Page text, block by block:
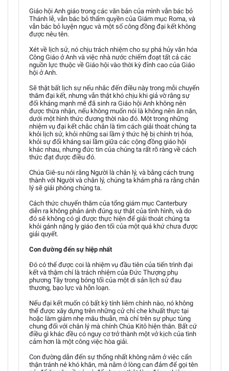
Giáo hội Anh giáo trong các văn bản của mình vẫn bác bỏ
Thánh lễ, vẫn bác bỏ thẩm quyền của Giám mục Roma, và
vẫn bác bỏ luyện ngục và một số công đồng đại kết không
được nêu tên.
Xét về lịch sử, nó chịu trách nhiệm cho sự phá hủy văn hóa
Công Giáo ở Anh và việc nhà nước chiếm đoạt tất cả các
nguồn lực thuộc về Giáo hội vào thời kỳ đỉnh cao của Giáo
hội ở Anh.
Sẽ thật bất lịch sự nếu nhắc đến điều này trong mỗi chuyến
thăm đại kết, nhưng vẫn thật khó chịu khi giả vờ rằng sự
đối kháng mạnh mẽ đã sinh ra Giáo hội Anh không nên
được thừa nhận, nếu không muốn nói là không nên ăn năn,
dưới một hình thức đương thời nào đó. Một trong những
nhiệm vụ đại kết chắc chắn là tìm cách giải thoát chúng ta
khỏi lịch sử, khỏi những sai lầm ý thức hệ bị chính trị hóa,
khỏi sự đối kháng sai lầm giữa các cộng đồng giáo hội
khác nhau, nhưng đức tin của chúng ta rất rõ ràng về cách
thức đạt được điều đó.
Chúa Giê-su nói rằng Người là chân lý, và bằng cách trung
thành với Người và chân lý, chúng ta khám phá ra rằng chân
lý sẽ giải phóng chúng ta.
Cách thức chuyến thăm của tổng giám mục Canterbury
diễn ra không phản ánh đúng sự thật của tình hình, và do
đó sẽ không có gì được thực hiện để giải thoát chúng ta
khỏi gánh nặng ly giáo đen tối của một quá khứ chưa được
giải quyết.
Con đường đến sự hiệp nhất
Đó có thể được coi là nhiệm vụ đầu tiên của tiến trình đại
kết và thậm chí là trách nhiệm của Đức Thượng phụ
phương Tây trong bóng tối của một di sản lịch sử đau
thương, bạo lực và hỗn loạn.
Nếu đại kết muốn có bất kỳ tính liêm chính nào, nó không
thể được xây dựng trên những cử chỉ che khuất thực tại
hoặc làm giảm nhẹ mâu thuẫn, mà chỉ trên sự phục tùng
chung đối với chân lý mà chính Chúa Kitô hiện thân. Bất cứ
điều gì khác đều có nguy cơ trở thành một vở kịch của tình
cảm hơn là một công việc hòa giải.
Con đường dẫn đến sự thống nhất không nằm ở việc cẩn
thận tránh né khó khăn, mà nằm ở lòng can đảm để gọi tên